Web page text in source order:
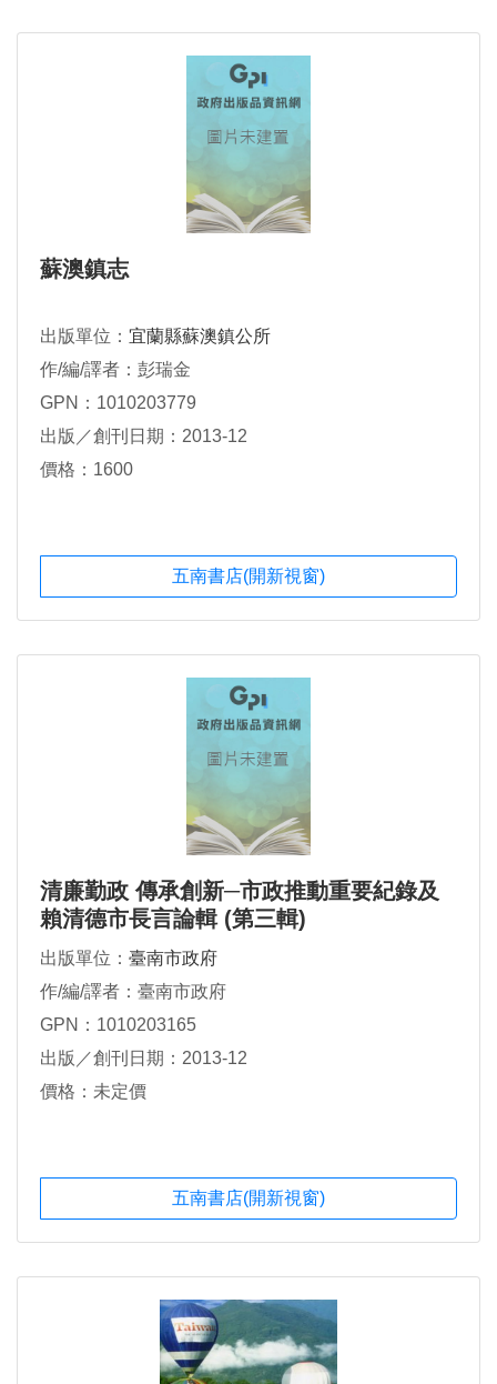
蘇澳鎮志
出版單位： 宜蘭縣蘇澳鎮公所
作/編/譯者：彭瑞金
GPN：1010203779
出版／創刊日期：2013-12
價格：1600
五南書店(開新視窗)
清廉勤政 傳承創新─市政推動重要紀錄及
賴清德市長言論輯 (第三輯)
出版單位： 臺南市政府
作/編/譯者：臺南市政府
GPN：1010203165
出版／創刊日期：2013-12
價格：未定價
五南書店(開新視窗)